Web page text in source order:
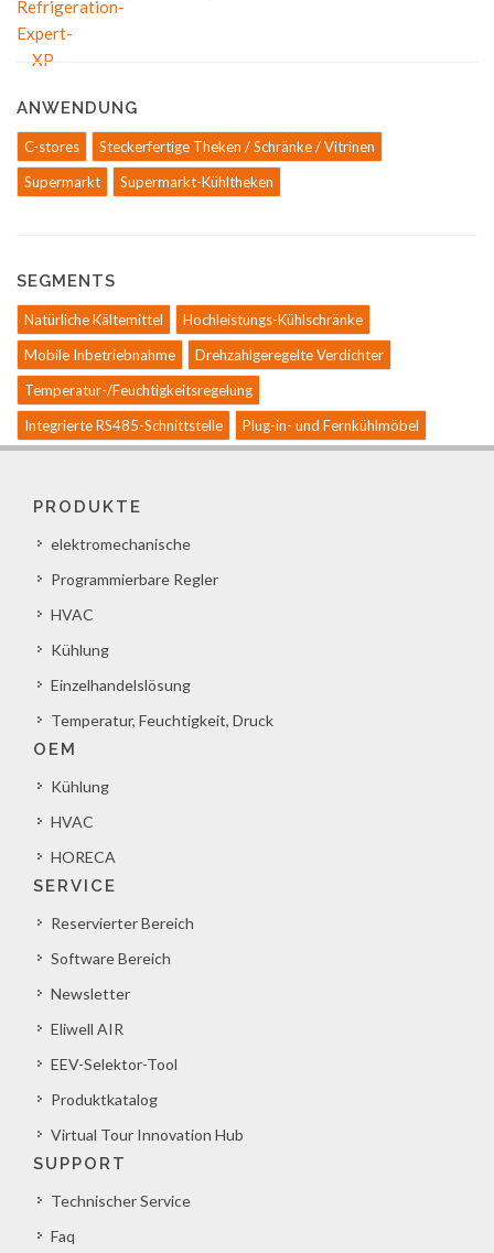
ANWENDUNG
C-stores
Steckerfertige Theken / Schränke / Vitrinen
Supermarkt
Supermarkt-Kühltheken
SEGMENTS
Natürliche Kältemittel
Hochleistungs-Kühlschränke
Mobile Inbetriebnahme
Drehzahlgeregelte Verdichter
Temperatur-/Feuchtigkeitsregelung
Integrierte RS485-Schnittstelle
Plug-in- und Fernkühlmöbel
PRODUKTE
elektromechanische
Programmierbare Regler
HVAC
Kühlung
Einzelhandelslösung
Temperatur, Feuchtigkeit, Druck
OEM
Kühlung
HVAC
HORECA
SERVICE
Reservierter Bereich
Software Bereich
Newsletter
Eliwell AIR
EEV-Selektor-Tool
Produktkatalog
Virtual Tour Innovation Hub
SUPPORT
Technischer Service
Faq